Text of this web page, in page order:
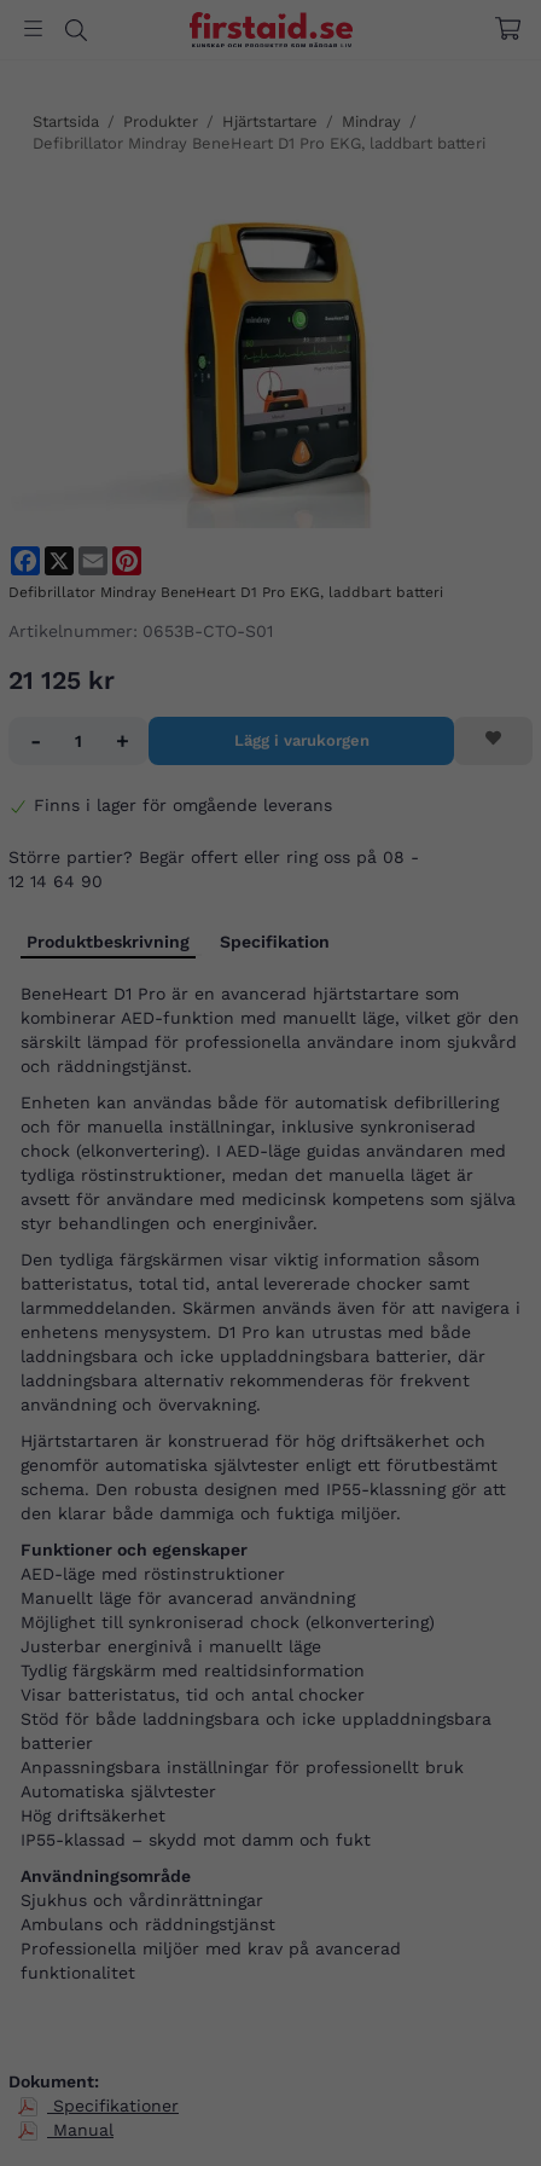
Startsida / Produkter / Hjärtstartare / Mindray /
Defibrillator Mindray BeneHeart D1 Pro EKG, laddbart batteri
FacebookEmail
Defibrillator Mindray BeneHeart D1 Pro EKG, laddbart batteri
Artikelnummer: 0653B-CTO-S01
21 125 kr
- + Lägg i varukorgen
Finns i lager för omgående leverans
Större partier? Begär offert eller ring oss på 08 -
12 14 64 90
Produktbeskrivning Specifikation
BeneHeart D1 Pro är en avancerad hjärtstartare som
kombinerar AED-funktion med manuellt läge, vilket gör den
särskilt lämpad för professionella användare inom sjukvård
och räddningstjänst.
Enheten kan användas både för automatisk defibrillering
och för manuella inställningar, inklusive synkroniserad
chock (elkonvertering). I AED-läge guidas användaren med
tydliga röstinstruktioner, medan det manuella läget är
avsett för användare med medicinsk kompetens som själva
styr behandlingen och energinivåer.
Den tydliga färgskärmen visar viktig information såsom
batteristatus, total tid, antal levererade chocker samt
larmmeddelanden. Skärmen används även för att navigera i
enhetens menysystem. D1 Pro kan utrustas med både
laddningsbara och icke uppladdningsbara batterier, där
laddningsbara alternativ rekommenderas för frekvent
användning och övervakning.
Hjärtstartaren är konstruerad för hög driftsäkerhet och
genomför automatiska självtester enligt ett förutbestämt
schema. Den robusta designen med IP55-klassning gör att
den klarar både dammiga och fuktiga miljöer.
Funktioner och egenskaper
AED-läge med röstinstruktioner
Manuellt läge för avancerad användning
Möjlighet till synkroniserad chock (elkonvertering)
Justerbar energinivå i manuellt läge
Tydlig färgskärm med realtidsinformation
Visar batteristatus, tid och antal chocker
Stöd för både laddningsbara och icke uppladdningsbara
batterier
Anpassningsbara inställningar för professionellt bruk
Automatiska självtester
Hög driftsäkerhet
IP55-klassad – skydd mot damm och fukt
Användningsområde
Sjukhus och vårdinrättningar
Ambulans och räddningstjänst
Professionella miljöer med krav på avancerad
funktionalitet
Dokument:
Specifikationer
Manual